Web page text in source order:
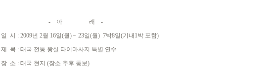
아 래 -
시 : 2009년 2월 16일(월) ~ 23일(월) 7박8일(기내1박 포함)
목 : 태국 전통 왕실 타이마사지 특별 연수
소 : 태국 현지 (장소 추후 통보)